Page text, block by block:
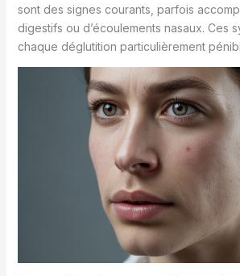
sont des signes courants, parfois
digestifs ou d’écoulements nasaux. Ces
chaque déglutition particulièrement